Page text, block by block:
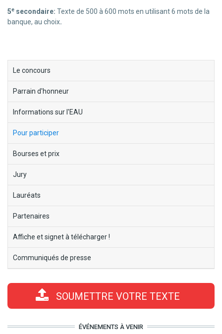
5e secondaire: Texte de 500 à 600 mots en utilisant 6 mots de la
banque, au choix.
block-
ecorce-
fabuleuse
Le concours
Parrain d'honneur
Informations sur l'EAU
Pour participer
Bourses et prix
Jury
Lauréats
Partenaires
Affiche et signet à télécharger !
Communiqués de presse
SOUMETTRE VOTRE TEXTE
ÉVÉNEMENTS À VENIR